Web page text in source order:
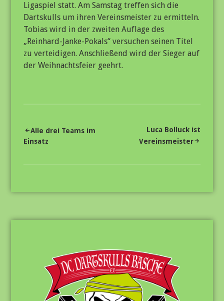
Ligaspiel statt. Am Samstag treffen sich die
Dartskulls um ihren Vereinsmeister zu ermitteln.
Tobias wird in der zweiten Auflage des
„Reinhard-Janke-Pokals“ versuchen seinen Titel
zu verteidigen. Anschließend wird der Sieger auf
der Weihnachtsfeier geehrt.
Beitragsnavigation
Alle drei Teams im
Einsatz
Luca Bolluck ist
Vereinsmeister